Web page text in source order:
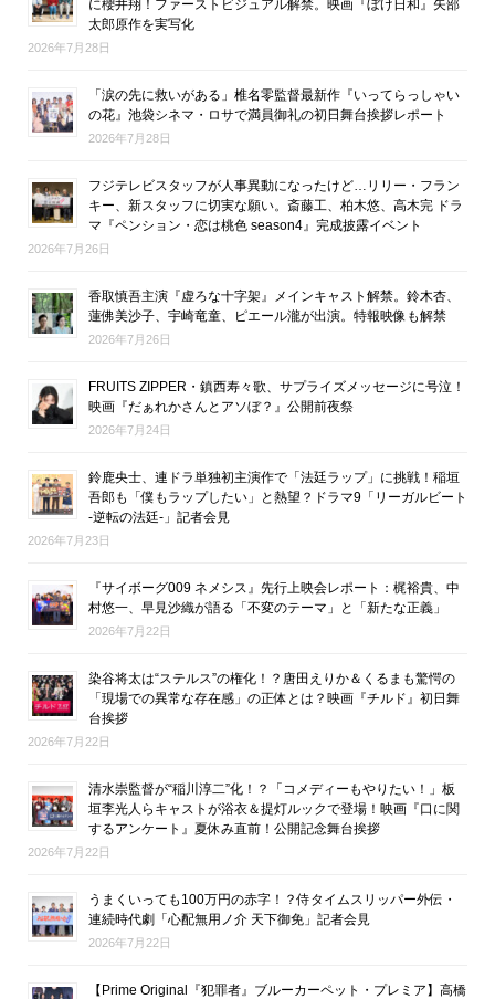
に櫻井翔！ファーストビジュアル解禁。映画『ぼけ日和』矢部
太郎原作を実写化
2026年7月28日
「涙の先に救いがある」椎名零監督最新作『いってらっしゃい
の花』池袋シネマ・ロサで満員御礼の初日舞台挨拶レポート
2026年7月28日
フジテレビスタッフが人事異動になったけど…リリー・フラン
キー、新スタッフに切実な願い。斎藤工、柏木悠、高木完 ドラ
マ『ペンション・恋は桃色 season4』完成披露イベント
2026年7月26日
香取慎吾主演『虚ろな十字架』メインキャスト解禁。鈴木杏、
蓮佛美沙子、宇崎竜童、ピエール瀧が出演。特報映像も解禁
2026年7月26日
FRUITS ZIPPER・鎮西寿々歌、サプライズメッセージに号泣！
映画『だぁれかさんとアソぼ？』公開前夜祭
2026年7月24日
鈴鹿央士、連ドラ単独初主演作で「法廷ラップ」に挑戦！稲垣
吾郎も「僕もラップしたい」と熱望？ドラマ9「リーガルビート
-逆転の法廷-」記者会見
2026年7月23日
『サイボーグ009 ネメシス』先行上映会レポート：梶裕貴、中
村悠一、早見沙織が語る「不変のテーマ」と「新たな正義」
2026年7月22日
染谷将太は“ステルス”の権化！？唐田えりか＆くるまも驚愕の
「現場での異常な存在感」の正体とは？映画『チルド』初日舞
台挨拶
2026年7月22日
清水崇監督が“稲川淳二”化！？「コメディーもやりたい！」板
垣李光人らキャストが浴衣＆提灯ルックで登場！映画『口に関
するアンケート』夏休み直前！公開記念舞台挨拶
2026年7月22日
うまくいっても100万円の赤字！？侍タイムスリッパー外伝・
連続時代劇「心配無用ノ介 天下御免」記者会見
2026年7月22日
【Prime Original『犯罪者』ブルーカーペット・プレミア】高橋